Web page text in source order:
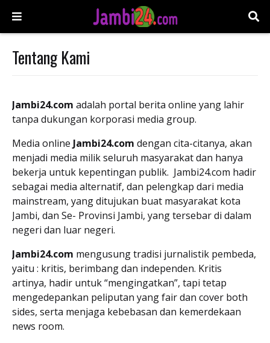
Tentang Kami
Jambi24.com adalah portal berita online yang lahir
tanpa dukungan korporasi media group.
Media online Jambi24.com dengan cita-citanya, akan
menjadi media milik seluruh masyarakat dan hanya
bekerja untuk kepentingan publik. Jambi24.com hadir
sebagai media alternatif, dan pelengkap dari media
mainstream, yang ditujukan buat masyarakat kota
Jambi, dan Se- Provinsi Jambi, yang tersebar di dalam
negeri dan luar negeri.
Jambi24.com mengusung tradisi jurnalistik pembeda,
yaitu : kritis, berimbang dan independen. Kritis
artinya, hadir untuk “mengingatkan”, tapi tetap
mengedepankan peliputan yang fair dan cover both
sides, serta menjaga kebebasan dan kemerdekaan
news room.